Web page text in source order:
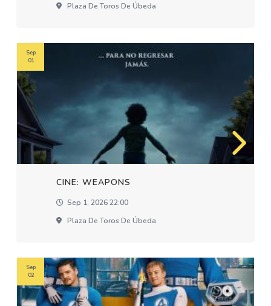
Plaza De Toros De Úbeda
CINE: WEAPONS
Sep 1, 2026 22:00
Plaza De Toros De Úbeda
Sep
01
Sep
02